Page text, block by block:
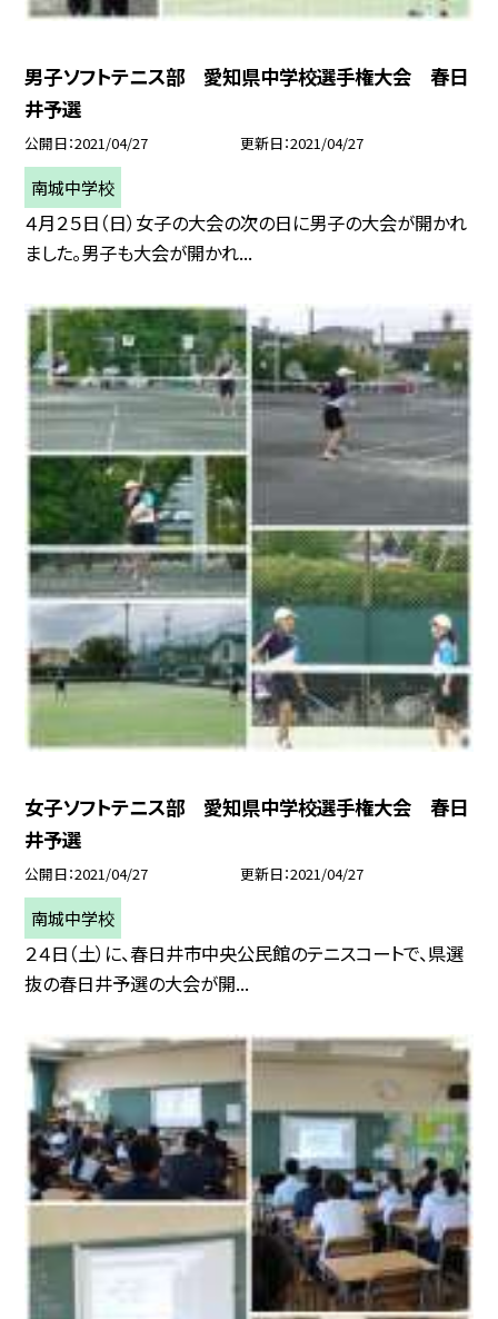
男子ソフトテニス部 愛知県中学校選手権大会 春日
井予選
公開日 2021/04/27 更新日 2021/04/27
南城中学校
４月２５日（日）女子の大会の次の日に男子の大会が開かれ
ました。男子も大会が開かれ...
女子ソフトテニス部 愛知県中学校選手権大会 春日
井予選
公開日 2021/04/27 更新日 2021/04/27
南城中学校
２４日（土）に、春日井市中央公民館のテニスコートで、県選
抜の春日井予選の大会が開...